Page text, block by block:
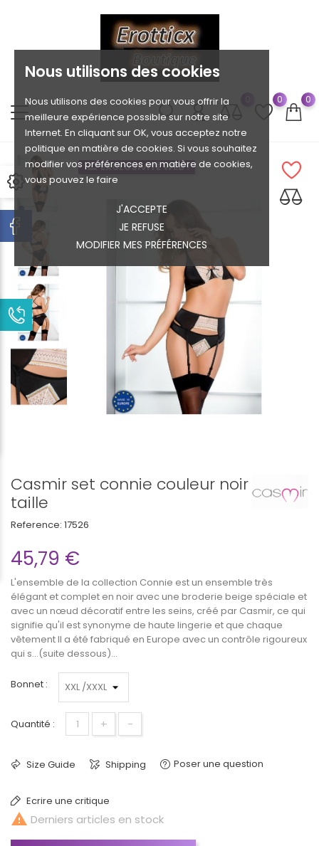
Nous utilisons des cookies
Nous utilisons des cookies pour vous offrir la
meilleure expérience possible sur notre site
Internet. En cliquant sur OK, vous acceptez notre
politique en matière de cookies. Si vous souhaitez
modifier vos préférences en matière de cookies,
vous pouvez le faire
J'ACCEPTE
JE REFUSE
MODIFIER MES PRÉFÉRENCES
0 0
EXCLUSIVITÉ WEB !
Casmir set connie couleur noir
taille
Reference: 17526
45,79 €
L'ensemble de la collection Connie est un ensemble très
élégant et complet en noir avec une broderie beige spéciale et
avec un nœud décoratif entre les seins, créé par Casmir, ce qui
signifie qu'il est synonyme de haute lingerie et que chaque
vêtement Il a été fabriqué en Europe avec un contrôle rigoureux
qui s...(suite dessous)...
Bonnet :
Quantité : + -
Size Guide Shipping Poser une question
Ecrire une critique
 Derniers articles en stock